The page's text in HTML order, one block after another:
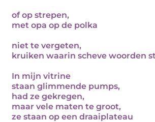
of op strepen,
met opa op de polka
niet te vergeten,
kruiken waarin scheve woorden
In mijn vitrine
staan glimmende pumps,
had ze gekregen,
maar vele maten te groot,
ze staan op een draaiplateau